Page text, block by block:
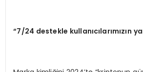
“7/24 destekle kullanıcılarımızın